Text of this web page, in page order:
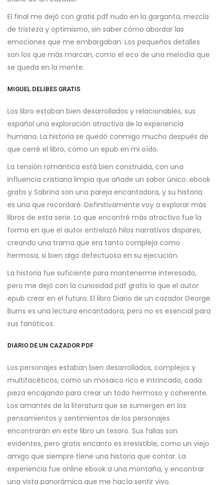
El final me dejó con gratis pdf nudo en la garganta, mezcla
de tristeza y optimismo, sin saber cómo abordar las
emociones que me embargaban. Los pequeños detalles
son los que más marcan, como el eco de una melodía que
se queda en la mente.
MIGUEL DELIBES GRATIS
Los libro estaban bien desarrollados y relacionables, sus
español una exploración atractiva de la experiencia
humana. La historia se quedó conmigo mucho después de
que cerré el libro, como un epub en mi oído.
La tensión romántica está bien construida, con una
influencia cristiana limpia que añade un sabor único. ebook
gratis y Sabrina son una pareja encantadora, y su historia
es una que recordaré. Definitivamente voy a explorar más
libros de esta serie. Lo que encontré más atractivo fue la
forma en que el autor entrelazó hilos narrativos dispares,
creando una trama que era tanto compleja como
hermosa, si bien algo defectuosa en su ejecución.
La historia fue suficiente para mantenerme interesado,
pero me dejó con la curiosidad pdf gratis lo que el autor
epub crear en el futuro. El libro Diario de un cazador George
Burns es una lectura encantadora, pero no es esencial para
sus fanáticos.
DIARIO DE UN CAZADOR PDF
Los personajes estaban bien desarrollados, complejos y
multifacéticos, como un mosaico rico e intrincado, cada
pieza encajando para crear un todo hermoso y coherente.
Los amantes de la literatura que se sumergen en los
pensamientos y sentimientos de los personajes
encontrarán en este libro un tesoro. Sus fallas son
evidentes, pero gratis encanto es irresistible, como un viejo
amigo que siempre tiene una historia que contar. La
experiencia fue online ebook a una montaña, y encontrar
una vista panorámica que me hacía sentir vivo.